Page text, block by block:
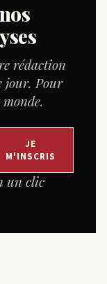
rédaction
jour. Pour
JE
M'INSCRIS
un clic